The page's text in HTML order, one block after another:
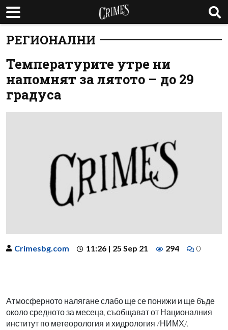
РЕГИОНАЛНИ
Температурите утре ни
напомнят за лятото – до 29
градуса
Crimesbg.com 11:26 | 25 Sep 21 294 0
Атмосферното налягане слабо ще се понижи и ще бъде
около средното за месеца, съобщават от Националния
институт по метеорология и хидрология /НИМХ/.